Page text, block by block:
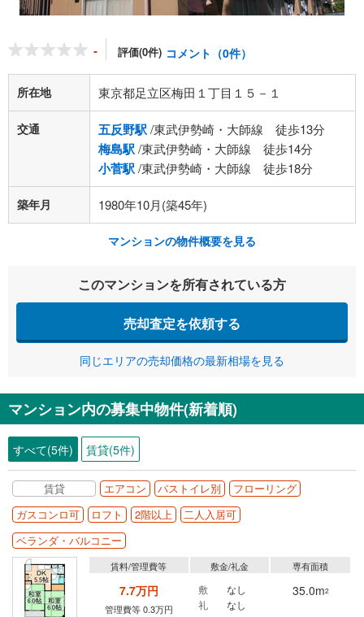
- 評価(0件) コメント（0件）
所在地 東京都足立区梅田１丁目１５－１
交通 五反野駅/東武伊勢崎・大師線 徒歩13分
梅島駅/東武伊勢崎・大師線 徒歩14分
小菅駅/東武伊勢崎・大師線 徒歩18分
築年月 1980年10月(築45年)
マンションの物件概要を見る
このマンションを所有されている方
売却査定を依頼する
同じエリアの売却価格の最新相場を見る
マンション内の募集中物件(新着順)
すべて(5件) 賃貸(5件)
賃貸 エアコン バストイレ別
フローリング
ガスコンロ可
ロフト 2階以上
二人入居可
ベランダ・バルコニー
賃料/管理費等
7.7万円
管理費等 0.3万円
敷金/礼金
敷
なし
礼
なし
専有面積
35.0m2